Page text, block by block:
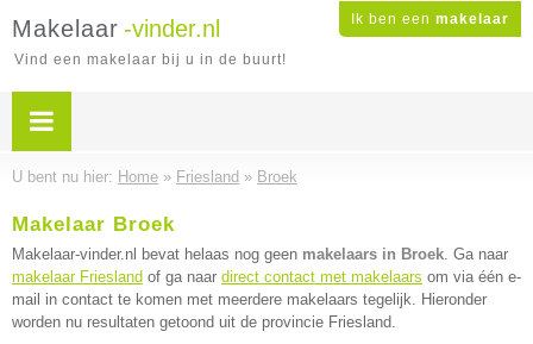
Ik ben een makelaar
Makelaar -vinder.nl
Vind een makelaar bij u in de buurt!
U bent nu hier: Home » Friesland » Broek
Makelaar Broek
Makelaar-vinder.nl bevat helaas nog geen makelaars in Broek. Ga naar
makelaar Friesland of ga naar direct contact met makelaars om via één e-
mail in contact te komen met meerdere makelaars tegelijk. Hieronder
worden nu resultaten getoond uit de provincie Friesland.